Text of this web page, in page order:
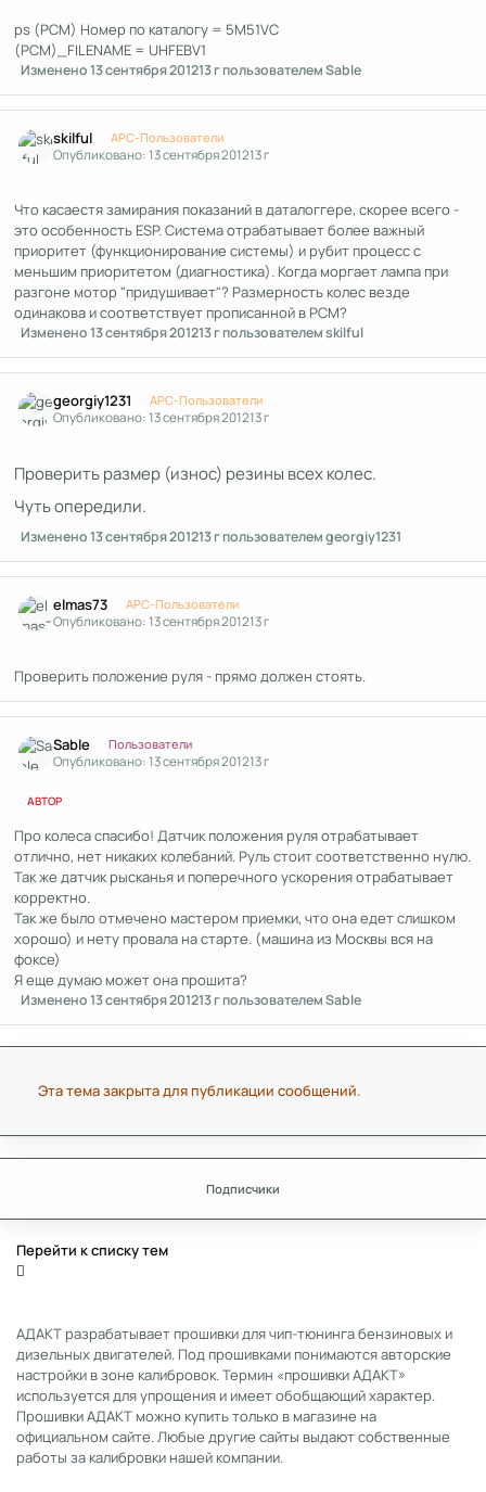
ps (PCM) Номер по каталогу = 5M51VC
(PCM)_FILENAME = UHFEBV1
Изменено13 сентября 201213 гпользователем Sable
skilful APC-Пользователи
Опубликовано:13 сентября 201213 г
Что касаестя замирания показаний в даталоггере, скорее всего -
это особенность ESP. Система отрабатывает более важный
приоритет (функционирование системы) и рубит процесс с
меньшим приоритетом (диагностика). Когда моргает лампа при
разгоне мотор "придушивает"? Размерность колес везде
одинакова и соответствует прописанной в РСМ?
Изменено13 сентября 201213 гпользователем skilful
georgiy1231 APC-Пользователи
Опубликовано:13 сентября 201213 г
Проверить размер (износ) резины всех колес.
Чуть опередили.
Изменено13 сентября 201213 гпользователем georgiy1231
elmas73 APC-Пользователи
Опубликовано:13 сентября 201213 г
Проверить положение руля - прямо должен стоять.
Sable Пользователи
Опубликовано:13 сентября 201213 г
АВТОР
Про колеса спасибо! Датчик положения руля отрабатывает
отлично, нет никаких колебаний. Руль стоит соответственно нулю.
Так же датчик рысканья и поперечного ускорения отрабатывает
корректно.
Так же было отмечено мастером приемки, что она едет слишком
хорошо) и нету провала на старте. (машина из Москвы вся на
фоксе)
Я еще думаю может она прошита?
Изменено13 сентября 201213 гпользователем Sable
Эта тема закрыта для публикации сообщений.
Подписчики
Перейти к списку тем
АДАКТ разрабатывает прошивки для чип-тюнинга бензиновых и
дизельных двигателей. Под прошивками понимаются авторские
настройки в зоне калибровок. Термин «прошивки АДАКТ»
используется для упрощения и имеет обобщающий характер.
Прошивки АДАКТ можно купить только в магазине на
официальном сайте. Любые другие сайты выдают собственные
работы за калибровки нашей компании.